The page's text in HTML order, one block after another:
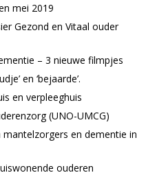
mei 2019
Gezond en Vitaal ouder
– 3 nieuwe filmpjes
en ‘bejaarde’.
en verpleeghuis
(UNO-UMCG)
en dementie in
ouderen